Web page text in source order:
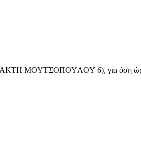
MOYTΣOΠOYΛOY 6), για όση